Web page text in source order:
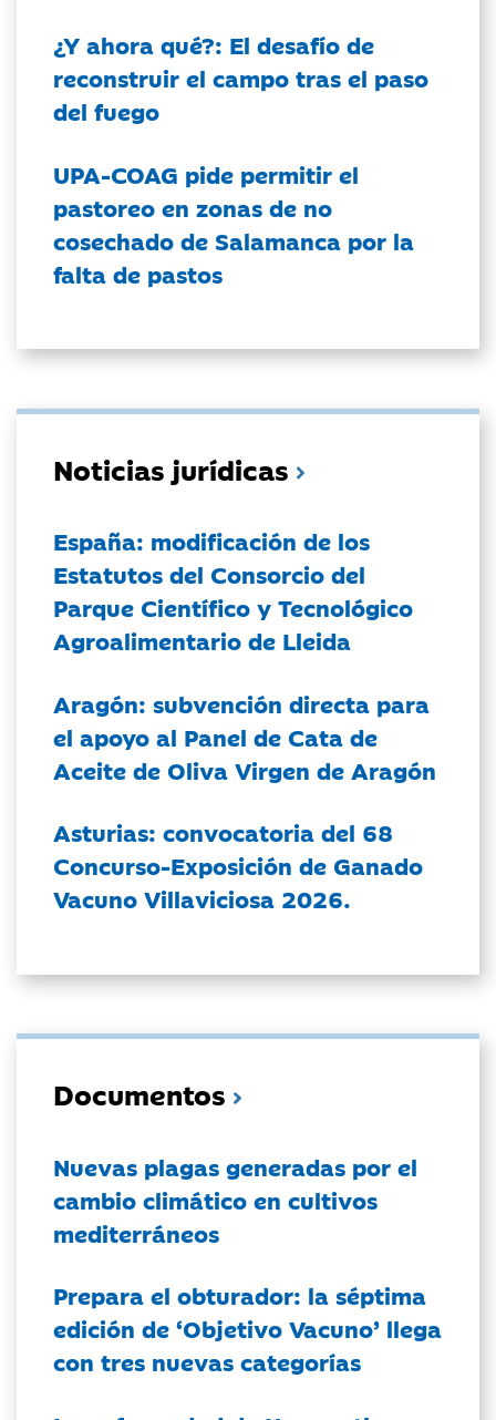
¿Y ahora qué?: El desafío de
reconstruir el campo tras el paso
del fuego
UPA-COAG pide permitir el
pastoreo en zonas de no
cosechado de Salamanca por la
falta de pastos
Noticias jurídicas
España: modificación de los
Estatutos del Consorcio del
Parque Científico y Tecnológico
Agroalimentario de Lleida
Aragón: subvención directa para
el apoyo al Panel de Cata de
Aceite de Oliva Virgen de Aragón
Asturias: convocatoria del 68
Concurso-Exposición de Ganado
Vacuno Villaviciosa 2026.
Documentos
Nuevas plagas generadas por el
cambio climático en cultivos
mediterráneos
Prepara el obturador: la séptima
edición de ‘Objetivo Vacuno’ llega
con tres nuevas categorías